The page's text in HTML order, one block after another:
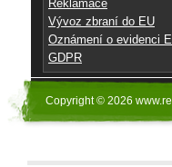
Reklamace
Vývoz zbraní do EU
Oznámení o evidenci
GDPR
Copyright © 2026